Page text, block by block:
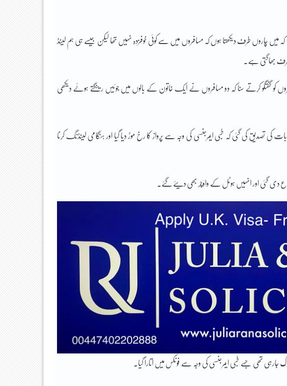
کہ میں چاروں طرف دیکھتا ہوں کہ مسافروں میں سے کوئی خوفزدہ نہیں تھا لیکن جیسے ہی ہم لینڈ
بھاگتی ہے۔
گفتگو کرتے سنا کہ دو مسافروں نے ایک خاتون کے بالوں میں جوئیں رینگتے ہوئے دیکھی
تصدیق کی گئی کہ طبی ایمرجنسی کی وجہ سے پرواز کا رخ موڑ دیا گیا اور ہنگامی لینڈنگ کرنا